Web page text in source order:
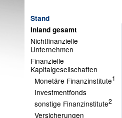
Stand
Inland gesamt
Nichtfinanzielle
Unternehmen
Finanzielle
Kapitalgesellschaften
Monetäre Finanzinstitute1
Investmentfonds
sonstige Finanzinstitute2
Versicherungen